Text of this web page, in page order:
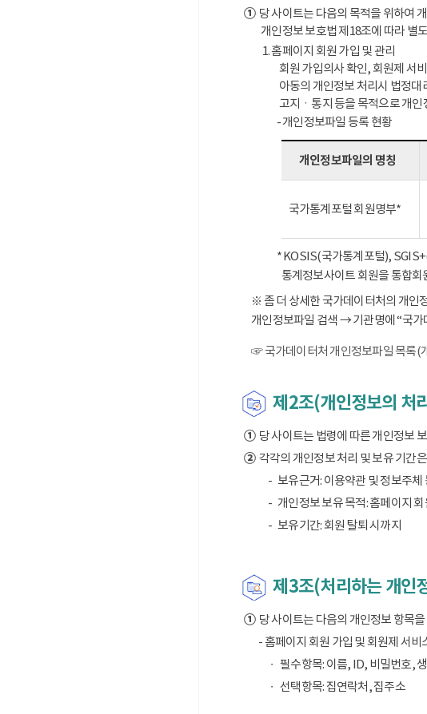
①당 사이트는 다음의 목적을 위하여
개인정보 보호법 제18조에 따라 별
1. 홈페이지 회원 가입 및 관리
회원 가입의사 확인, 회원제 서
아동의 개인정보 처리시 법정
고지ㆍ통지 등을 목적으로 개인
- 개인정보파일 등록 현황
개인정보파일의 명칭
국가통계포털 회원명부*
* KOSIS(국가통계포털),
통계정보사이트 회원을 통합회
※ 좀 더 상세한 국가데이터처의 개인
개인정보파일 검색 → 기관명에 “국가
☞ 국가데이터처 개인정보파일 목록(
제2조(개인정보의 처
①당 사이트는 법령에 따른 개인정보
②각각의 개인정보 처리 및 보유 기간
보유근거: 이용약관 및 정보주체
개인정보 보유 목적: 홈페이지
보유기간: 회원 탈퇴 시까지
제3조(처리하는 개인
①당 사이트는 다음의 개인정보 항목
- 홈페이지 회원 가입 및 회원제 서비
필수항목: 이름, ID, 비밀번호,
선택항목: 집연락처, 집주소